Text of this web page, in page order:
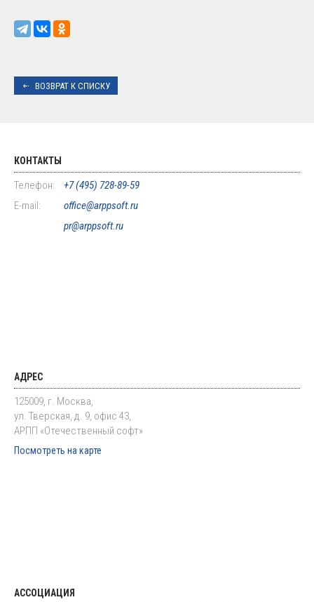
ВОЗВРАТ К СПИСКУ
КОНТАКТЫ
Телефон:
+7 (495) 728-89-59
E-mail:
office@arppsoft.ru
pr@arppsoft.ru
АДРЕС
125009, г. Москва,
ул. Тверская, д. 9, офис 43,
АРПП «Отечественный софт»
Посмотреть на карте
АССОЦИАЦИЯ